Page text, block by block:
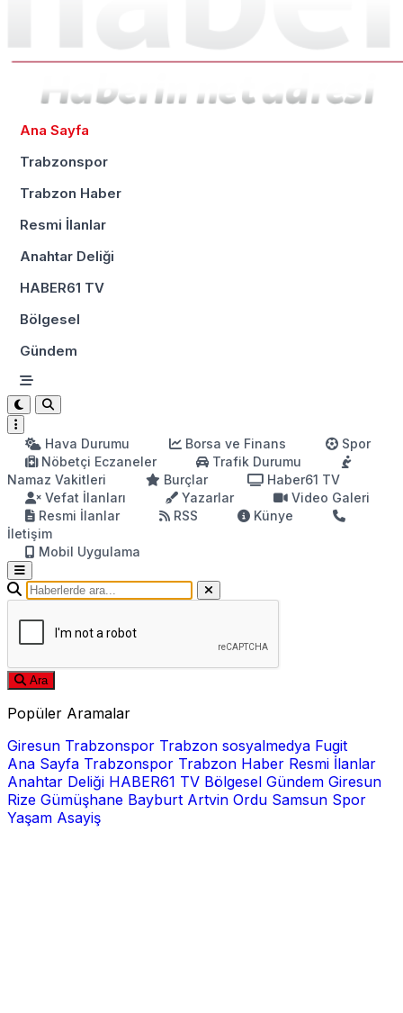
Ana Sayfa
Trabzonspor
Trabzon Haber
Resmi İlanlar
Anahtar Deliği
HABER61 TV
Bölgesel
Gündem
Hava Durumu Borsa ve Finans
Spor
Nöbetçi Eczaneler
Trafik Durumu
Namaz Vakitleri
Burçlar
Haber61 TV
Vefat İlanları
Yazarlar
Video Galeri
Resmi İlanlar
RSS
Künye
İletişim
Mobil Uygulama
Ara
Popüler Aramalar
Giresun Trabzonspor Trabzon sosyalmedya Fugit
Ana Sayfa Trabzonspor Trabzon Haber Resmi İlanlar
Anahtar Deliği HABER61 TV Bölgesel Gündem Giresun
Rize Gümüşhane Bayburt Artvin Ordu Samsun Spor
Yaşam Asayiş